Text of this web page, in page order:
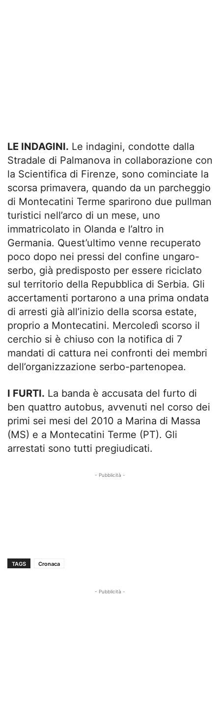
LE INDAGINI. Le indagini, condotte dalla
Stradale di Palmanova in collaborazione con
la Scientifica di Firenze, sono cominciate la
scorsa primavera, quando da un parcheggio
di Montecatini Terme sparirono due pullman
turistici nell’arco di un mese, uno
immatricolato in Olanda e l’altro in
Germania. Quest’ultimo venne recuperato
poco dopo nei pressi del confine ungaro-
serbo, già predisposto per essere riciclato
sul territorio della Repubblica di Serbia. Gli
accertamenti portarono a una prima ondata
di arresti già all’inizio della scorsa estate,
proprio a Montecatini. Mercoledì scorso il
cerchio si è chiuso con la notifica di 7
mandati di cattura nei confronti dei membri
dell’organizzazione serbo-partenopea.
I FURTI. La banda è accusata del furto di
ben quattro autobus, avvenuti nel corso dei
primi sei mesi del 2010 a Marina di Massa
(MS) e a Montecatini Terme (PT). Gli
arrestati sono tutti pregiudicati.
- Pubblicità -
TAGS Cronaca
- Pubblicità -